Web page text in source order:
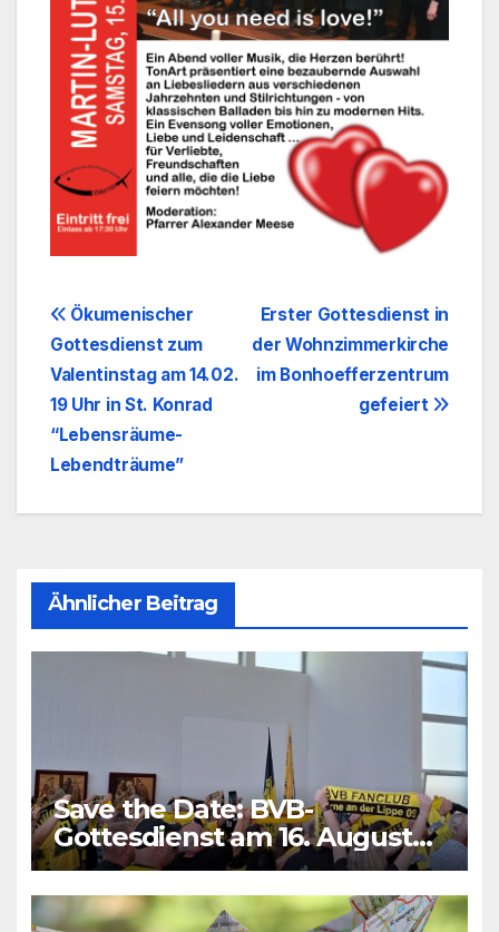
Beitragsnavigation
Erster Gottesdienst in
der Wohnzimmerkirche
im Bonhoefferzentrum
gefeiert
Ökumenischer
Gottesdienst zum
Valentinstag am 14.02.
19 Uhr in St. Konrad
“Lebensräume-
Lebendträume”
Ähnlicher Beitrag
Save the Date: BVB-
Gottesdienst am 16. August
2026